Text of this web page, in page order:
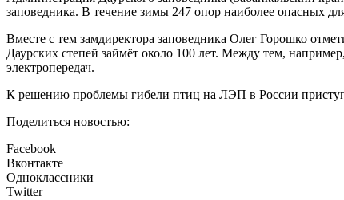
заповедника. В течение зимы 247 опор наиболее опасных
Вместе с тем замдиректора заповедника Олег Горошко
Даурских степей займёт около 100 лет. Между тем,
электропередач.
К решению проблемы гибели птиц на ЛЭП в России
Поделиться новостью:
Facebook
Вконтакте
Одноклассники
Twitter